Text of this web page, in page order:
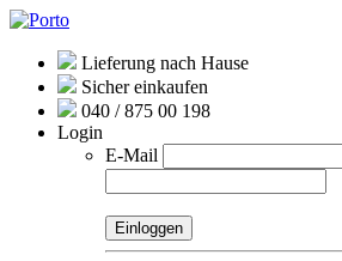
Lieferung nach Hause
Sicher einkaufen
040 / 875 00 198
Login
E-Mail